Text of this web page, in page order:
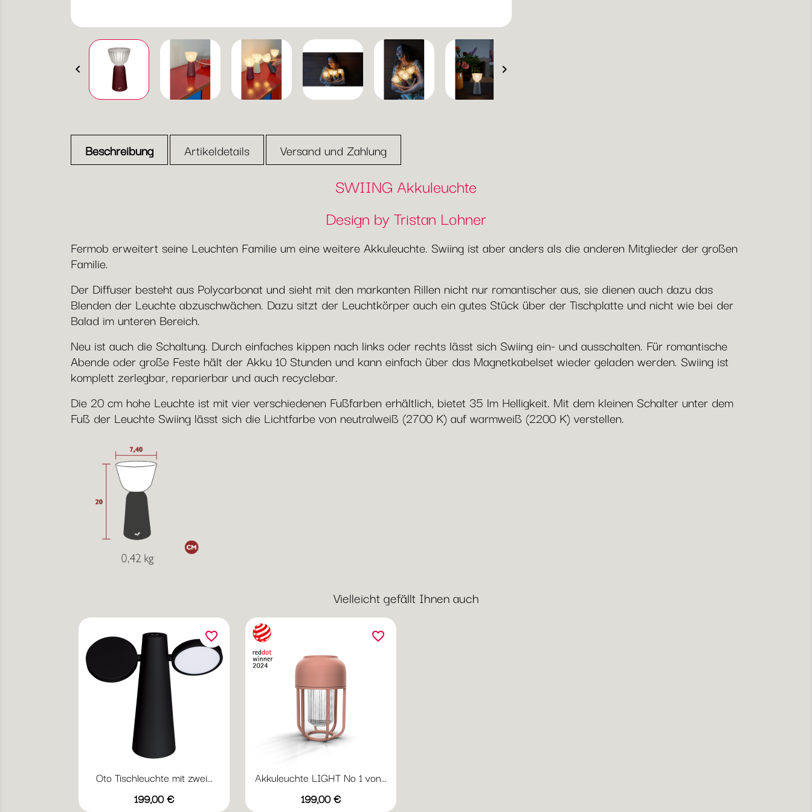
 
Beschreibung Artikeldetails Versand und Zahlung
SWIING Akkuleuchte
Design by Tristan Lohner
Fermob erweitert seine Leuchten Familie um eine weitere Akkuleuchte. Swiing ist aber anders als die anderen Mitglieder der großen
Familie.
Der Diffuser besteht aus Polycarbonat und sieht mit den markanten Rillen nicht nur romantischer aus, sie dienen auch dazu das
Blenden der Leuchte abzuschwächen. Dazu sitzt der Leuchtkörper auch ein gutes Stück über der Tischplatte und nicht wie bei der
Balad im unteren Bereich.
Neu ist auch die Schaltung. Durch einfaches kippen nach links oder rechts lässt sich Swiing ein- und ausschalten. Für romantische
Abende oder große Feste hält der Akku 10 Stunden und kann einfach über das Magnetkabelset wieder geladen werden. Swiing ist
komplett zerlegbar, reparierbar und auch recyclebar.
Die 20 cm hohe Leuchte ist mit vier verschiedenen Fußfarben erhältlich, bietet 35 lm Helligkeit. Mit dem kleinen Schalter unter dem
Fuß der Leuchte Swiing lässt sich die Lichtfarbe von neutralweiß (2700 K) auf warmweiß (2200 K) verstellen.
Vielleicht gefällt Ihnen auch
Oto Tischleuchte mit zwei...
Preis
199,00 €
Vorschau
Lehmgrau
Ocker
favorite_border
Akkuleuchte LIGHT No 1 von...
Preis
199,00 €
 Vorschau
BeigeIce Laurel
favorite_border